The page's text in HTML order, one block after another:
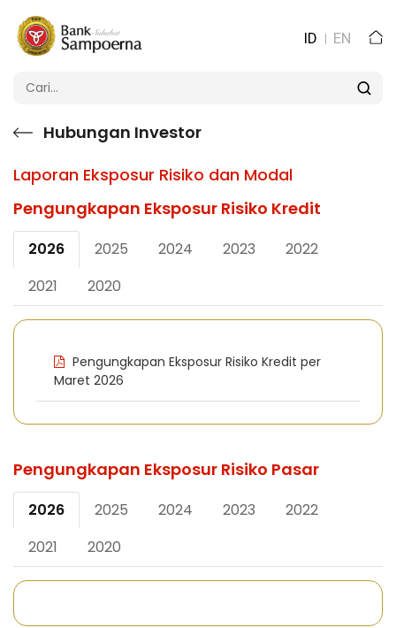
ID EN
Hubungan Investor
Laporan Eksposur Risiko dan Modal
Pengungkapan Eksposur Risiko Kredit
2026 2025 2024 2023
2022
2021
2020
Pengungkapan Eksposur Risiko Kredit per
Maret 2026
Pengungkapan Eksposur Risiko Pasar
2026 2025 2024 2023
2022
2021
2020